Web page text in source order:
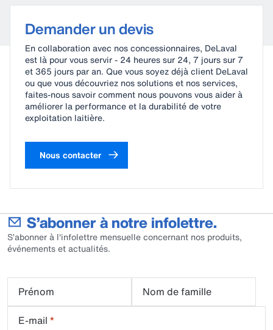
La gestion de la reproduction
L'alimentation automatisée
Demander un devis
En collaboration avec nos concessionnaires, DeLaval
est là pour vous servir - 24 heures sur 24, 7 jours sur 7
et 365 jours par an. Que vous soyez déjà client DeLaval
ou que vous découvriez nos solutions et nos services,
faites-nous savoir comment nous pouvons vous aider à
améliorer la performance et la durabilité de votre
exploitation laitière.
Nous contacter
S’abonner à notre infolettre.
S’abonner à l'infolettre mensuelle concernant nos produits,
événements et actualités.
Prénom
Nom de famille
E-mail *